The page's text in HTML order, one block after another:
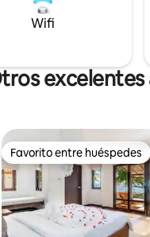
Wifi
excelentes
Favorito entre huéspedes
Favorito entre huéspedes